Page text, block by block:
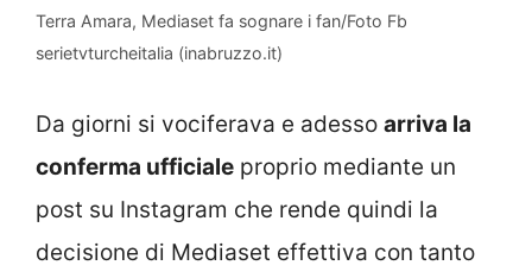
Terra Amara, Mediaset fa sognare i fan/Foto Fb
serietvturcheitalia (inabruzzo.it)
Da giorni si vociferava e adesso arriva la
conferma ufficiale proprio mediante un
post su Instagram che rende quindi la
decisione di Mediaset effettiva con tanto